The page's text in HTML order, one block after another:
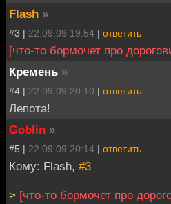
Flash »
#3 | 22.09.09 19:54 | ответить
[что-то бормочет про
Кремень »
#4 | 22.09.09 20:10 | ответить
Лепота!
Goblin »
#5 | 22.09.09 20:14 | ответить
Кому: Flash, #3
> [что-то бормочет про